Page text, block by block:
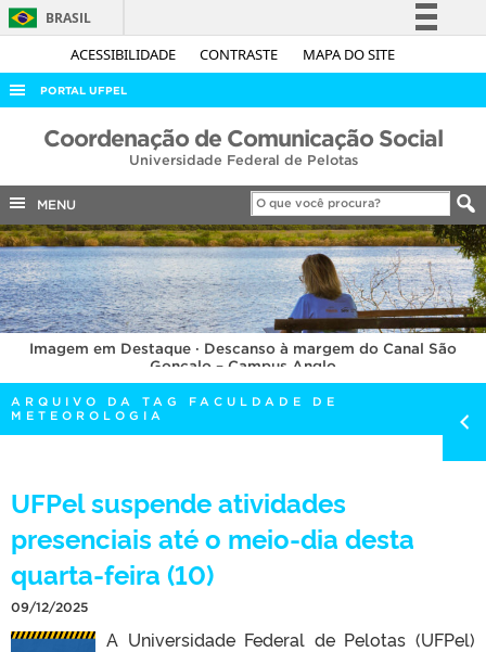
ACESSIBILIDADE CONTRASTE MAPA DO SITE
BRASIL
Simplifique!
Acesso à informação
Legislação
Canais
PORTAL UFPEL
ACESSO À INFORMAÇÃO
COBALTO
CONCURSOS
EDITAIS
INTERNACIONAL
OUVIDORIA
PORTARIAS
TELEFONES
Coordenação de Comunicação Social
Universidade Federal de Pelotas
MENU
Imagem em Destaque · Descanso à margem do Canal São
Gonçalo – Campus Anglo
ARQUIVO DA TAG FACULDADE DE
METEOROLOGIA
UFPel suspende atividades
presenciais até o meio-dia desta
quarta-feira (10)
09/12/2025
A Universidade Federal de Pelotas (UFPel)